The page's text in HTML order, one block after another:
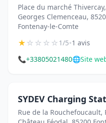
Place du marché
Georges Clemenceau,
Fontenay-le-Comte
★☆☆☆☆1/5•1 avis
📞+33805021480🌐Site
SYDEV Charging
Rue de la Rouchefoucault,